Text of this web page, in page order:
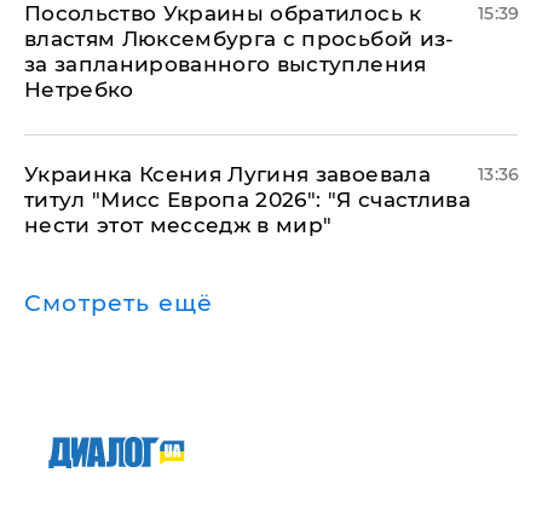
Посольство Украины обратилось к
властям Люксембурга с просьбой из-
за запланированного выступления
Нетребко
15:39
Украинка Ксения Лугиня завоевала
титул "Мисс Европа 2026": "Я счастлива
нести этот месседж в мир"
13:36
Смотреть ещё